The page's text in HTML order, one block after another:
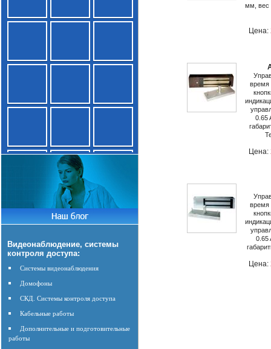
Видеонаблюдение, системы
контроля доступа:
Системы видеонаблюдения
Домофоны
СКД. Системы контроля доступа
Кабельные работы
Дополнительные и подготовительные
работы
мм, вес
Цена:
время
0.65
Цена:
время
0.65
Цена: